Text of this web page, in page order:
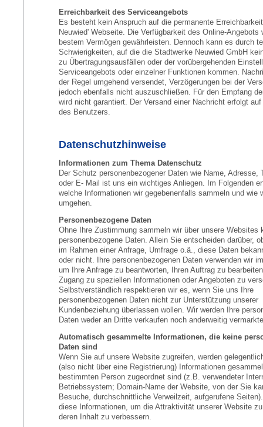
Erreichbarkeit des Serviceangebots
Es besteht kein Anspruch auf die permanente
Neuwied' Webseite. Die Verfügbarkeit des Online-Angebots
bestem Vermögen gewährleisten. Dennoch kann es durch
Schwierigkeiten, auf die die Stadtwerke Neuwied GmbH
zu Übertragungsausfällen oder der vorübergehenden
Serviceangebots oder einzelner Funktionen kommen.
der Regel umgehend versendet, Verzögerungen bei der
jedoch ebenfalls nicht auszuschließen. Für den Empfang
wird nicht garantiert. Der Versand einer Nachricht erfolgt
des Benutzers.
Datenschutzhinweise
Informationen zum Thema Datenschutz
Der Schutz personenbezogener Daten wie Name, Adresse,
oder E- Mail ist uns ein wichtiges Anliegen. Im Folgenden
welche Informationen wir gegebenenfalls sammeln und wie
umgehen.
Personenbezogene Daten
Ohne Ihre Zustimmung sammeln wir über unsere Websites
personenbezogene Daten. Allein Sie entscheiden darüber,
im Rahmen einer Anfrage, Umfrage o.ä., diese Daten
oder nicht. Ihre personenbezogenen Daten verwenden wir
um Ihre Anfrage zu beantworten, Ihren Auftrag zu
Zugang zu speziellen Informationen oder Angeboten zu
Selbstverständlich respektieren wir es, wenn Sie uns Ihre
personenbezogenen Daten nicht zur Unterstützung unserer
Kundenbeziehung überlassen wollen. Wir werden Ihre
Daten weder an Dritte verkaufen noch anderweitig
Automatisch gesammelte Informationen, die keine
Daten sind
Wenn Sie auf unsere Website zugreifen, werden
(also nicht über eine Registrierung) Informationen
bestimmten Person zugeordnet sind (z.B. verwendeter
Betriebssystem; Domain-Name der Website, von der Sie
Besuche, durchschnittliche Verweilzeit, aufgerufene
diese Informationen, um die Attraktivität unserer Website
deren Inhalt zu verbessern.